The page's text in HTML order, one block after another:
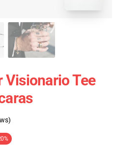
Visionario Tee